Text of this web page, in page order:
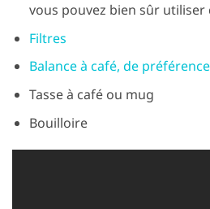
vous pouvez bien sûr utiliser
Filtres
Balance à café, de
Tasse à café ou mug
Bouilloire